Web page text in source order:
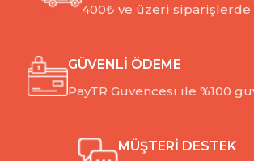
400₺ ve üzeri
GÜVENLİ ÖDEME
PayTR Güvencesi ile %100
MÜŞTERİ DESTEK